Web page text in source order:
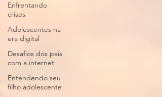
Enfrentando
crises
Adolescentes na
era digital
Desafios dos pais
com a internet
Entendendo seu
filho adolescente